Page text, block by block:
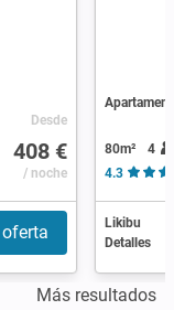
Desde
408 €
/ noche
80m²
4
4.3
Likibu
Detalles
Más resultados